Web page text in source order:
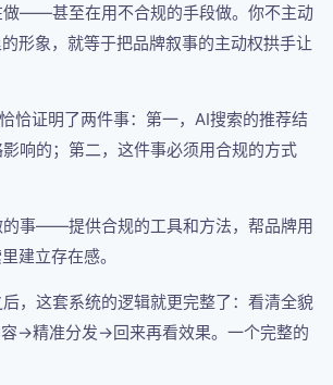
做——甚至在用不合规的手段做。你不主动
形象，就等于把品牌叙事的主动权拱手让
恰证明了两件事：第一，AI搜索的推荐结
响的；第二，这件事必须用合规的方式
的事——提供合规的工具和方法，帮品牌用
建立存在感。
，这套系统的逻辑就更完整了：看清全貌
→精准分发→回来再看效果。一个完整的